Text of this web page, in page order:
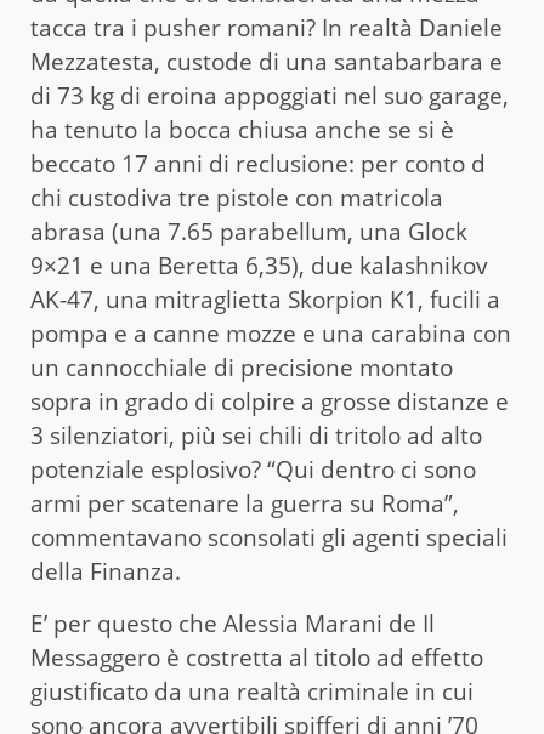
tacca tra i pusher romani? In realtà Daniele
Mezzatesta, custode di una santabarbara e
di 73 kg di eroina appoggiati nel suo garage,
ha tenuto la bocca chiusa anche se si è
beccato 17 anni di reclusione: per conto d
chi custodiva tre pistole con matricola
abrasa (una 7.65 parabellum, una Glock
9×21 e una Beretta 6,35), due kalashnikov
AK-47, una mitraglietta Skorpion K1, fucili a
pompa e a canne mozze e una carabina con
un cannocchiale di precisione montato
sopra in grado di colpire a grosse distanze e
3 silenziatori, più sei chili di tritolo ad alto
potenziale esplosivo? “Qui dentro ci sono
armi per scatenare la guerra su Roma”,
commentavano sconsolati gli agenti speciali
della Finanza.
E’ per questo che Alessia Marani de Il
Messaggero è costretta al titolo ad effetto
giustificato da una realtà criminale in cui
sono ancora avvertibili spifferi di anni ’70